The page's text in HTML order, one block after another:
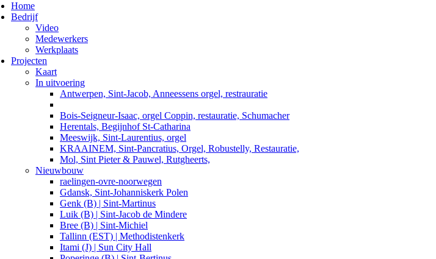
Home
Bedrijf
Video
Medewerkers
Werkplaats
Projecten
Kaart
In uitvoering
Antwerpen, Sint-Jacob, Anneessens orgel, restrauratie
Bois-Seigneur-Isaac, orgel Coppin, restauratie, Schumacher
Herentals, Begijnhof St-Catharina
Meeswijk, Sint-Laurentius, orgel
KRAAINEM, Sint-Pancratius, Orgel, Robustelly, Restauratie,
Mol, Sint Pieter & Pauwel, Rutgheerts,
Nieuwbouw
raelingen-ovre-noorwegen
Gdansk, Sint-Johanniskerk Polen
Genk (B) | Sint-Martinus
Luik (B) | Sint-Jacob de Mindere
Bree (B) | Sint-Michiel
Tallinn (EST) | Methodistenkerk
Itami (J) | Sun City Hall